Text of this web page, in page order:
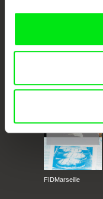
FIDMarseille